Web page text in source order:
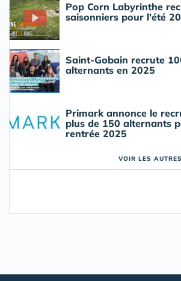
Pop Corn Labyrinthe
saisonniers pour l'été
Saint-Gobain recrute
alternants en 2025
Primark annonce le
plus de 150 alternants
rentrée 2025
VOIR LES